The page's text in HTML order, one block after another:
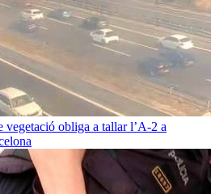
vegetació obliga a tallar l’A-2 a